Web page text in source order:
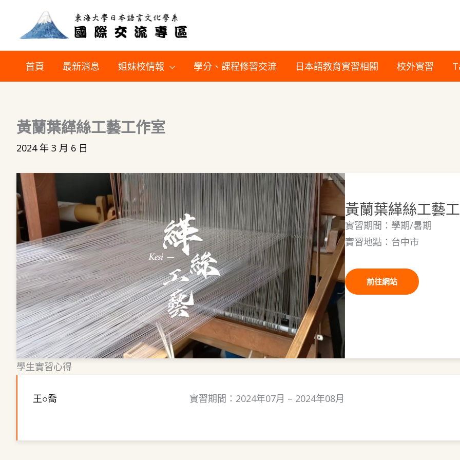
首頁 最新消息 姐妹校情報 學分、課程修習交流 日本語教育實習相關 校外實習
黃蘭葉緙絲工藝工作室
2024 年 3 月 6 日
黃蘭葉緙絲工藝
實習期間：學期/暑期
實習地點：台中市
前往網站
學生實習心得
王○喬 實習期間：2024年07月 – 2024年08月